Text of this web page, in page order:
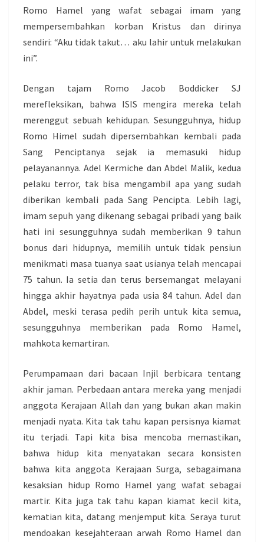
Romo Hamel yang wafat sebagai imam yang
mempersembahkan korban Kristus dan dirinya
sendiri: “Aku tidak takut… aku lahir untuk melakukan
ini”.
Dengan tajam Romo Jacob Boddicker SJ
merefleksikan, bahwa ISIS mengira mereka telah
merenggut sebuah kehidupan. Sesungguhnya, hidup
Romo Himel sudah dipersembahkan kembali pada
Sang Penciptanya sejak ia memasuki hidup
pelayanannya. Adel Kermiche dan Abdel Malik, kedua
pelaku terror, tak bisa mengambil apa yang sudah
diberikan kembali pada Sang Pencipta. Lebih lagi,
imam sepuh yang dikenang sebagai pribadi yang baik
hati ini sesungguhnya sudah memberikan 9 tahun
bonus dari hidupnya, memilih untuk tidak pensiun
menikmati masa tuanya saat usianya telah mencapai
75 tahun. Ia setia dan terus bersemangat melayani
hingga akhir hayatnya pada usia 84 tahun. Adel dan
Abdel, meski terasa pedih perih untuk kita semua,
sesungguhnya memberikan pada Romo Hamel,
mahkota kemartiran.
Perumpamaan dari bacaan Injil berbicara tentang
akhir jaman. Perbedaan antara mereka yang menjadi
anggota Kerajaan Allah dan yang bukan akan makin
menjadi nyata. Kita tak tahu kapan persisnya kiamat
itu terjadi. Tapi kita bisa mencoba memastikan,
bahwa hidup kita menyatakan secara konsisten
bahwa kita anggota Kerajaan Surga, sebagaimana
kesaksian hidup Romo Hamel yang wafat sebagai
martir. Kita juga tak tahu kapan kiamat kecil kita,
kematian kita, datang menjemput kita. Seraya turut
mendoakan kesejahteraan arwah Romo Hamel dan